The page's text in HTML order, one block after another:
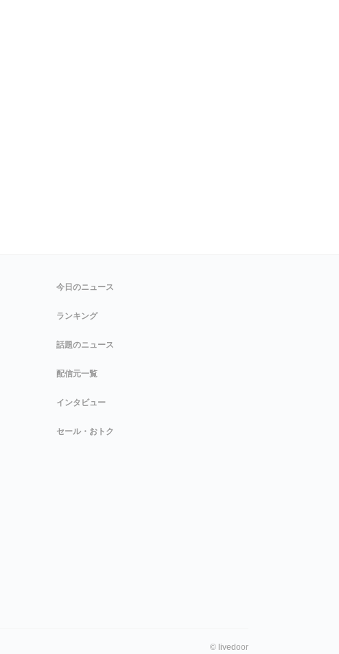
今日のニュース
ランキング
話題のニュース
配信元一覧
インタビュー
セール・おトク
© livedoor